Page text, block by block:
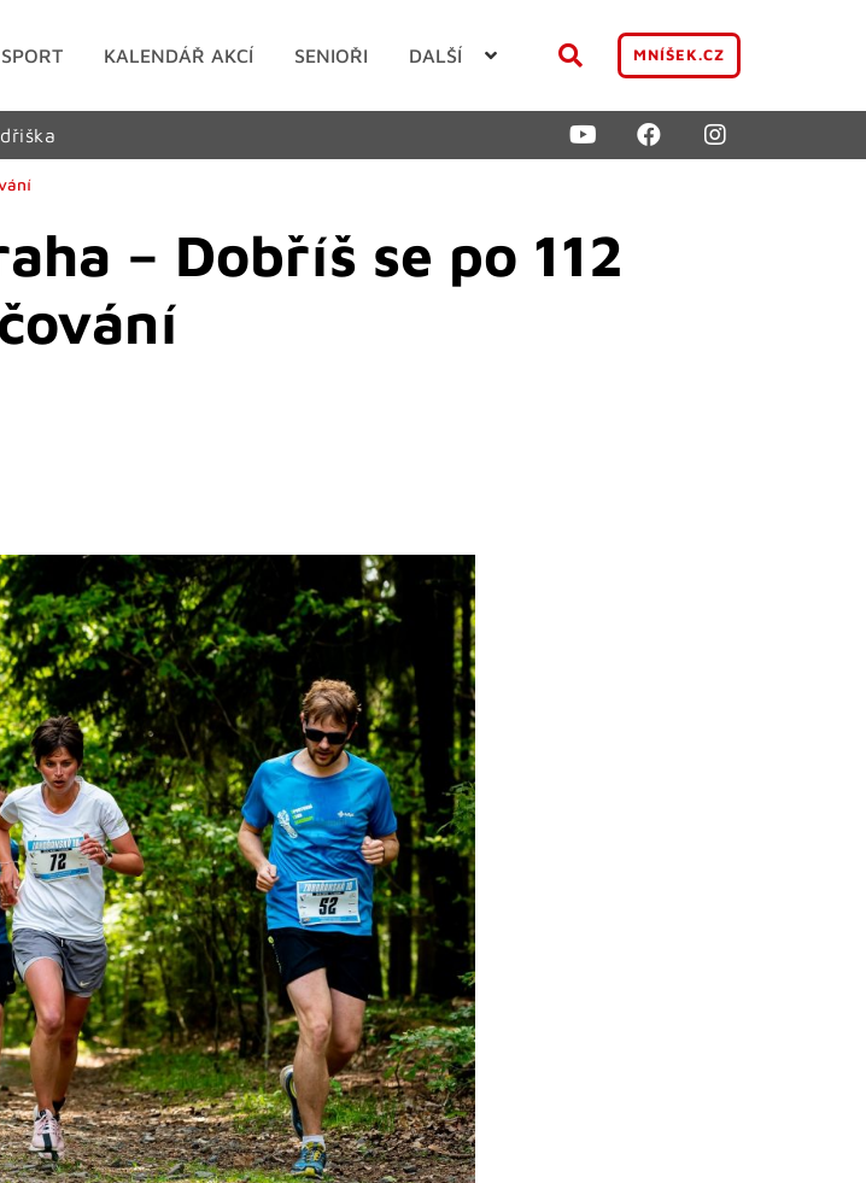
SPORT KALENDÁŘ AKCÍ SENIOŘI DALŠÍ MNÍŠEK.CZ
– Dobříš se po 112